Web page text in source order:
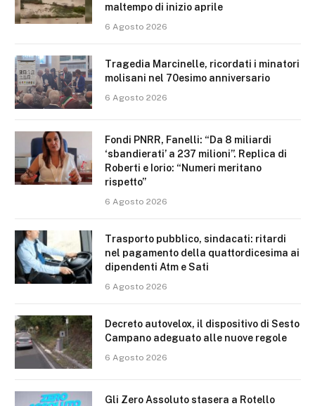
maltempo di inizio aprile
6 Agosto 2026
Tragedia Marcinelle, ricordati i minatori
molisani nel 70esimo anniversario
6 Agosto 2026
Fondi PNRR, Fanelli: “Da 8 miliardi
‘sbandierati’ a 237 milioni”. Replica di
Roberti e Iorio: “Numeri meritano
rispetto”
6 Agosto 2026
Trasporto pubblico, sindacati: ritardi
nel pagamento della quattordicesima ai
dipendenti Atm e Sati
6 Agosto 2026
Decreto autovelox, il dispositivo di Sesto
Campano adeguato alle nuove regole
6 Agosto 2026
Gli Zero Assoluto stasera a Rotello